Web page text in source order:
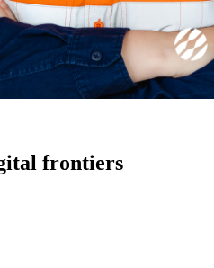
frontiers